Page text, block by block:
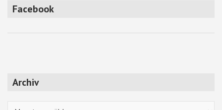
Facebook
Archiv